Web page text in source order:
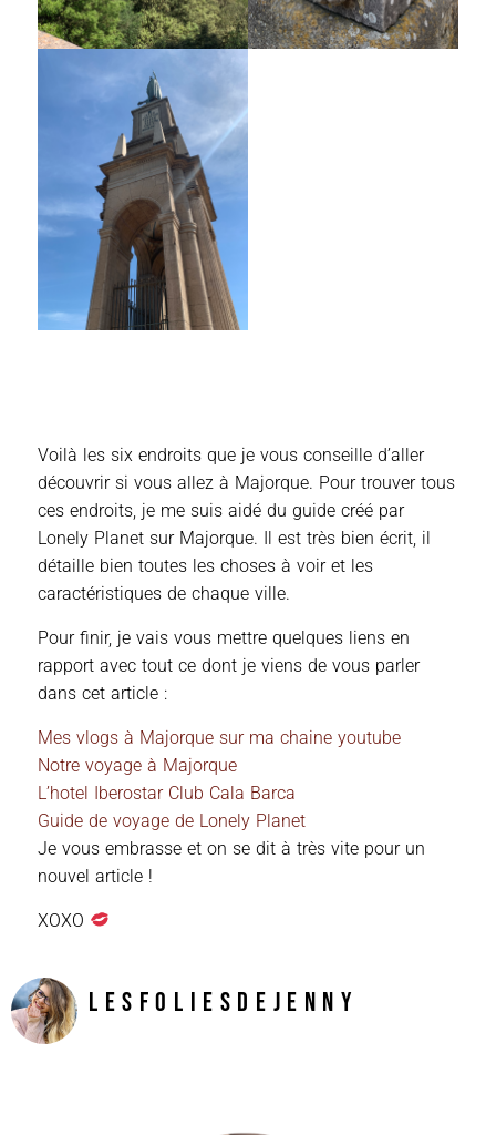
Voilà les six endroits que je vous conseille d’aller
découvrir si vous allez à Majorque. Pour trouver tous
ces endroits, je me suis aidé du guide créé par
Lonely Planet sur Majorque. Il est très bien écrit, il
détaille bien toutes les choses à voir et les
caractéristiques de chaque ville.
Pour finir, je vais vous mettre quelques liens en
rapport avec tout ce dont je viens de vous parler
dans cet article :
Mes vlogs à Majorque sur ma chaine youtube
Notre voyage à Majorque
L’hotel Iberostar Club Cala Barca
Guide de voyage de Lonely Planet
Je vous embrasse et on se dit à très vite pour un
nouvel article !
XOXO
LesFoliesDeJenny